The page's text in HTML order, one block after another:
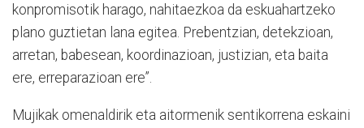
konpromisotik harago, nahitaezkoa da eskuahartzeko
plano guztietan lana egitea. Prebentzian, detekzioan,
arretan, babesean, koordinazioan, justizian, eta baita
ere, erreparazioan ere”.
Mujikak omenaldirik eta aitormenik sentikorrena eskaini